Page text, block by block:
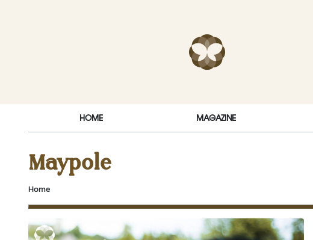
HOME MAGAZINE
Maypole
Home